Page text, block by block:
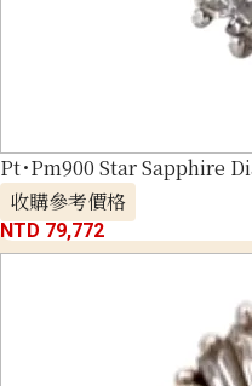
Pt･Pm900 Star Sapphire
收購參考價格
NTD 79,772